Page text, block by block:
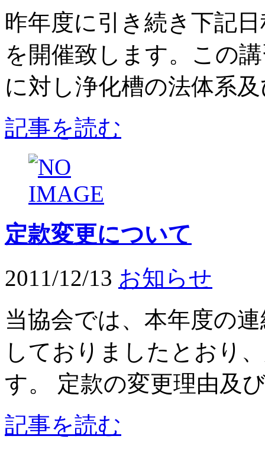
昨年度に引き続き下記
を開催致します。この
に対し浄化槽の法体系
記事を読む
定款変更について
2011/12/13 お知らせ
当協会では、本年度の
しておりましたとおり
す。 定款の変更理由及
記事を読む